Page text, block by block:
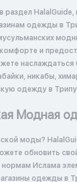
раздел
в Трипуре. Мы
и
никабы,
одежду в
Модная
моды?
обновить
Ислама
одежды в